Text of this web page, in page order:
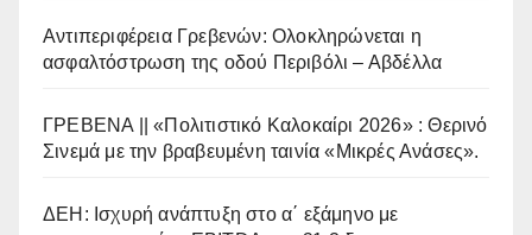
Αντιπεριφέρεια Γρεβενών: Ολοκληρώνεται η
ασφαλτόστρωση της οδού Περιβόλι – Αβδέλλα
ΓΡΕΒΕΝΑ || «Πολιτιστικό Καλοκαίρι 2026» : Θερινό
Σινεμά με την βραβευμένη ταινία «Μικρές Ανάσες».
ΔΕΗ: Ισχυρή ανάπτυξη στο α΄ εξάμηνο με